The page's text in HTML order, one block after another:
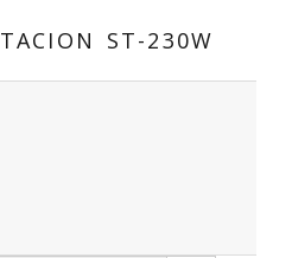
ST-230W